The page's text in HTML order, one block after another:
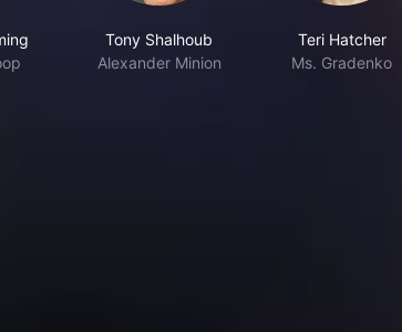
Tony Shalhoub
Alexander Minion
Teri Hatcher
Ms. Gradenko